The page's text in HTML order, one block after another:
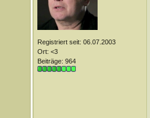
Registriert seit: 06.07.2003
Ort: <3
Beiträge: 964